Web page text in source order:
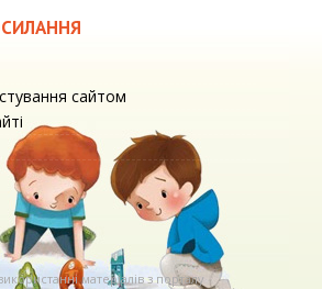
сайтом
матерiалiв з порталу